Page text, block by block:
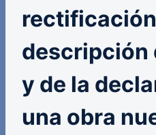
descripción
y de la
una obra